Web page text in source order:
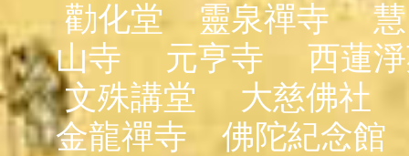
勸化堂
靈泉禪寺
山寺
元亨寺
西蓮
文殊講堂
大慈佛社
金龍禪寺
佛陀紀念館